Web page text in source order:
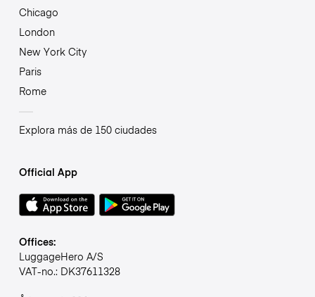
Chicago
London
New York City
Paris
Rome
Explora más de 150 ciudades
Official App
Offices:
LuggageHero A/S
VAT-no.: DK37611328